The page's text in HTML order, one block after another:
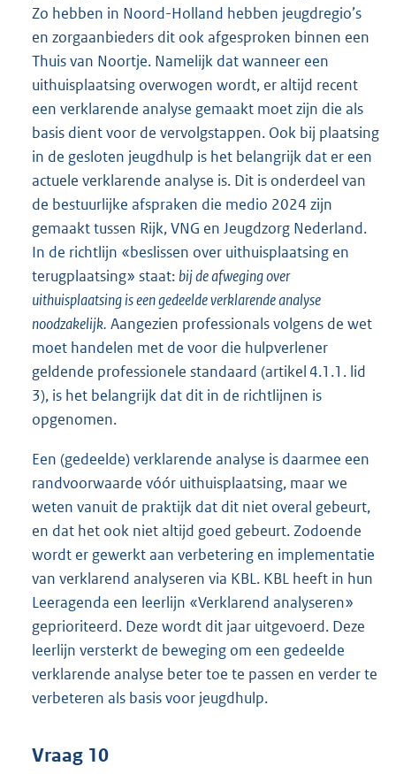
Zo hebben in Noord-Holland hebben jeugdregio’s
en zorgaanbieders dit ook afgesproken binnen een
Thuis van Noortje. Namelijk dat wanneer een
uithuisplaatsing overwogen wordt, er altijd recent
een verklarende analyse gemaakt moet zijn die als
basis dient voor de vervolgstappen. Ook bij plaatsing
in de gesloten jeugdhulp is het belangrijk dat er een
actuele verklarende analyse is. Dit is onderdeel van
de bestuurlijke afspraken die medio 2024 zijn
gemaakt tussen Rijk, VNG en Jeugdzorg Nederland.
In de richtlijn «beslissen over uithuisplaatsing en
terugplaatsing» staat:bij de afweging over
uithuisplaatsing is een gedeelde verklarende analyse
noodzakelijk. Aangezien professionals volgens de wet
moet handelen met de voor die hulpverlener
geldende professionele standaard (artikel 4.1.1. lid
3), is het belangrijk dat dit in de richtlijnen is
opgenomen.
Een (gedeelde) verklarende analyse is daarmee een
randvoorwaarde vóór uithuisplaatsing, maar we
weten vanuit de praktijk dat dit niet overal gebeurt,
en dat het ook niet altijd goed gebeurt. Zodoende
wordt er gewerkt aan verbetering en implementatie
van verklarend analyseren via KBL. KBL heeft in hun
Leeragenda een leerlijn «Verklarend analyseren»
geprioriteerd. Deze wordt dit jaar uitgevoerd. Deze
leerlijn versterkt de beweging om een gedeelde
verklarende analyse beter toe te passen en verder te
verbeteren als basis voor jeugdhulp.
Vraag 10